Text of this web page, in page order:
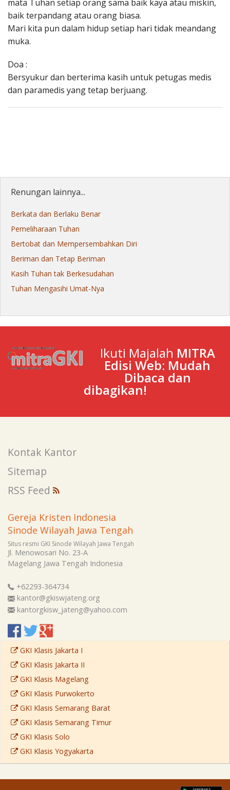
mata Tuhan setiap orang sama baik kaya atau miskin,
baik terpandang atau orang biasa.
Mari kita pun dalam hidup setiap hari tidak meandang
muka.
Doa :
Bersyukur dan berterima kasih untuk petugas medis
dan paramedis yang tetap berjuang.
Renungan lainnya...
Berkata dan Berlaku Benar
Pemeliharaan Tuhan
Bertobat dan Mempersembahkan Diri
Beriman dan Tetap Beriman
Kasih Tuhan tak Berkesudahan
Tuhan Mengasihi Umat-Nya
Ikuti Majalah MITRA
Edisi Web: Mudah
Dibaca dan
dibagikan!
Kontak Kantor
Sitemap
RSS Feed
Gereja Kristen Indonesia
Sinode Wilayah Jawa Tengah
Situs resmi GKI Sinode Wilayah Jawa Tengah
Jl. Menowosari No. 23-A
Magelang Jawa Tengah Indonesia
+62293-364734
kantor@gkiswjateng.org
kantorgkisw_jateng@yahoo.com
GKI Klasis Jakarta I
GKI Klasis Jakarta II
GKI Klasis Magelang
GKI Klasis Purwokerto
GKI Klasis Semarang Barat
GKI Klasis Semarang Timur
GKI Klasis Solo
GKI Klasis Yogyakarta